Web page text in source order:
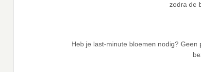
zodra de
Heb je last-minute bloemen nodig?